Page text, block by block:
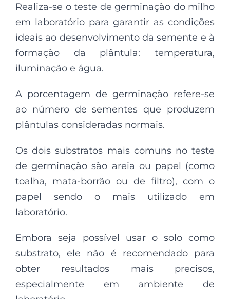
Realiza-se o teste de germinação do milho
em laboratório para garantir as condições
ideais ao desenvolvimento da semente e à
formação da plântula: temperatura,
iluminação e água.
A porcentagem de germinação refere-se
ao número de sementes que produzem
plântulas consideradas normais.
Os dois substratos mais comuns no teste
de germinação são areia ou papel (como
toalha, mata-borrão ou de filtro), com o
papel sendo o mais utilizado em
laboratório.
Embora seja possível usar o solo como
substrato, ele não é recomendado para
obter resultados mais precisos,
especialmente em ambiente de